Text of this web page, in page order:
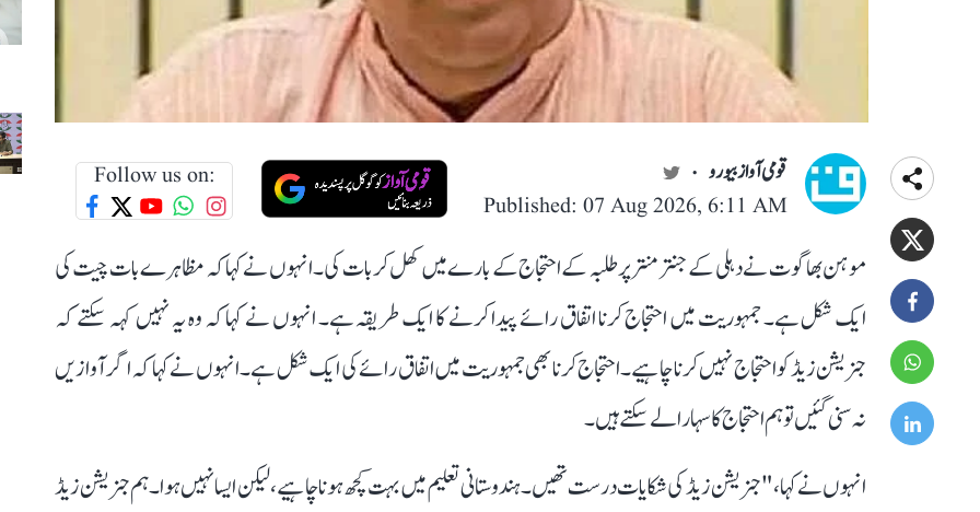
قومی آواز بیورو
Published: 07 Aug 2026, 6:11 AM
Follow us on:
موہن بھاگوت نے دہلی کے جنتر منتر پر طلبہ کے احتجاج کے بارے میں کھل کر بات کی۔ انہوں نے کہا کہ مظاہرے بات چیت کی
ایک شکل ہے۔ جمہوریت میں احتجاج کرنا اتفاق رائے پیدا کرنے کا ایک طریقہ ہے۔ انہوں نے کہا کہ وہ یہ نہیں کہہ سکتے کہ
جنریشن زیڈ کو احتجاج نہیں کرنا چاہیے۔احتجاج کرنا بھی جمہوریت میں اتفاق رائے کی ایک شکل ہے۔انہو ں نے کہا کہ اگر آوازیں
نہ سنی گئیں تو ہم احتجاج کا سہارا لے سکتے ہیں۔
انہوں نے کہا، " جنریشن زیڈ کی شکایات درست تھیں۔ ہندوستانی تعلیم میں بہت کچھ ہونا چاہیے، لیکن ایسا نہیں ہوا۔ ہم جنریشن زیڈ